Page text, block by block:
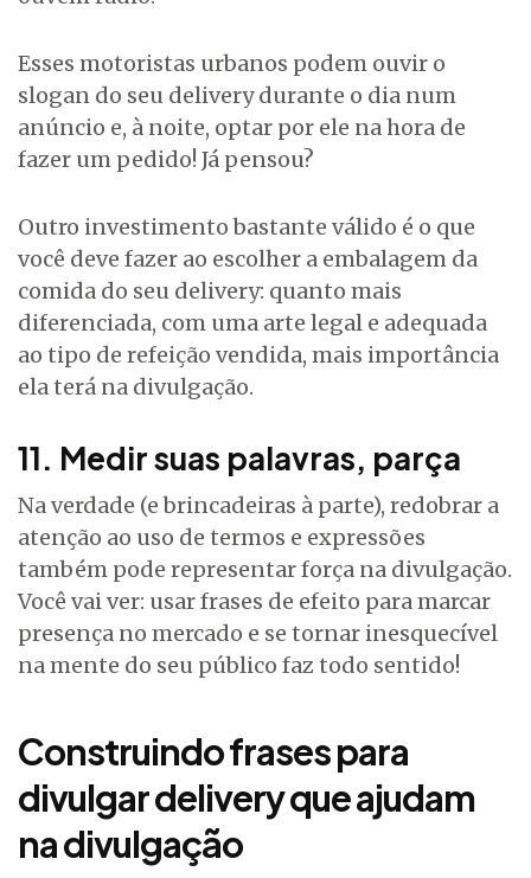
Esses motoristas urbanos podem ouvir o
slogan do seu delivery durante o dia num
anúncio e, à noite, optar por ele na hora de
fazer um pedido! Já pensou?
Outro investimento bastante válido é o que
você deve fazer ao escolher a embalagem da
comida do seu delivery: quanto mais
diferenciada, com uma arte legal e adequada
ao tipo de refeição vendida, mais importância
ela terá na divulgação.
11. Medir suas palavras, parça
Na verdade (e brincadeiras à parte), redobrar a
atenção ao uso de termos e expressões
também pode representar força na divulgação.
Você vai ver: usar frases de efeito para marcar
presença no mercado e se tornar inesquecível
na mente do seu público faz todo sentido!
Construindo frases para
divulgar delivery que ajudam
na divulgação